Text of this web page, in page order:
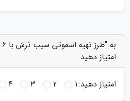
امتیاز دهید
امتیاز دهید:1
2
3
4